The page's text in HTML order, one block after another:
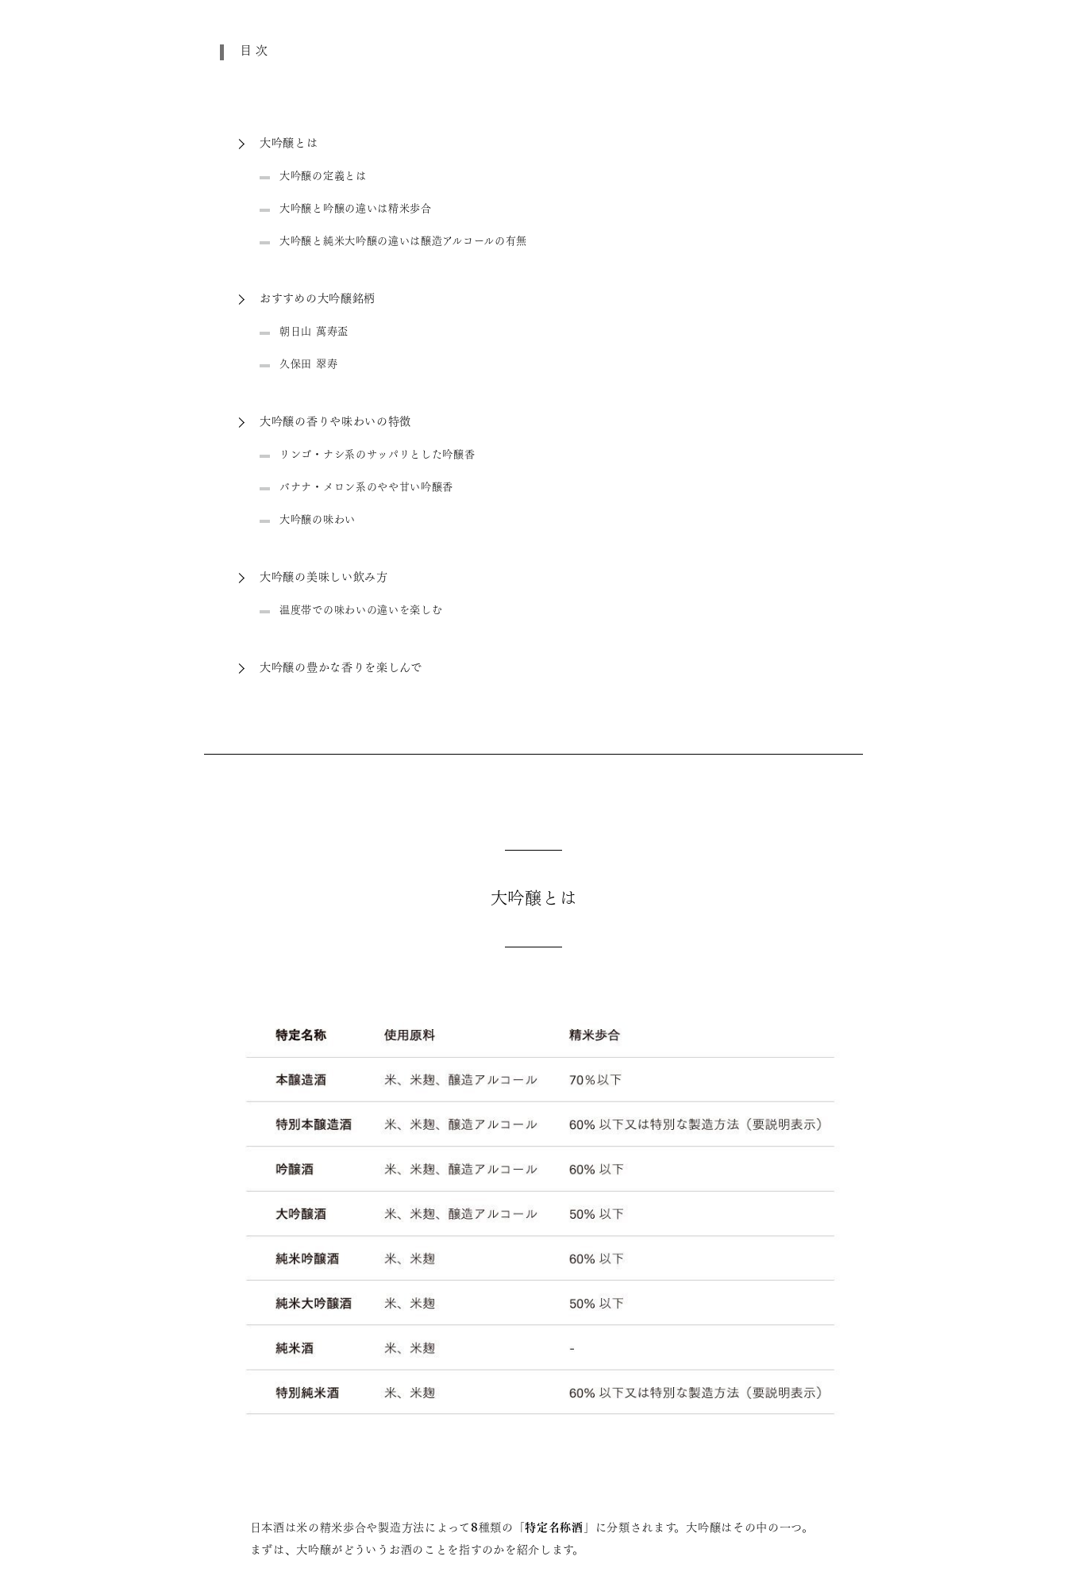
目次
大吟醸とは
大吟醸の定義とは
大吟醸と吟醸の違いは精米歩合
大吟醸と純米大吟醸の違いは醸造アルコールの有無
おすすめの大吟醸銘柄
朝日山 萬寿盃
久保田 翠寿
大吟醸の香りや味わいの特徴
リンゴ・ナシ系のサッパリとした吟醸香
バナナ・メロン系のやや甘い吟醸香
大吟醸の味わい
大吟醸の美味しい飲み方
温度帯での味わいの違いを楽しむ
大吟醸の豊かな香りを楽しんで
大吟醸とは
日本酒は米の精米歩合や製造方法によって8種類の「特定名称酒 」に分類されます。大吟醸はその中の一つ。
まずは、大吟醸がどういうお酒のことを指すのかを紹介します。